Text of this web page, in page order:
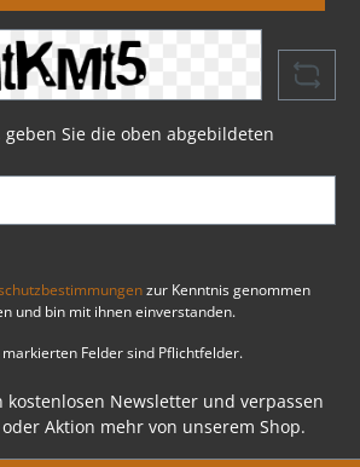
Sie die oben abgebildeten
zur Kenntnis genommen
und bin mit ihnen einverstanden.
Felder sind Pflichtfelder.
kostenlosen Newsletter und verpassen
Aktion mehr von unserem Shop.